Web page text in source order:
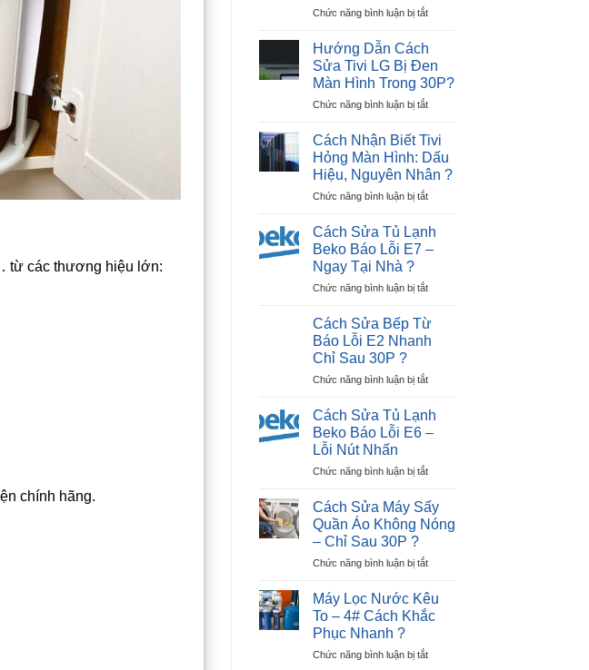
từ các thương hiệu lớn:
chính hãng.
khi
máy
sấy
quần
áo
Chức năng bình luận bị tắtở
Lạnh
Hitachi
Lỗi
Nháy
(Lỗi
Tiếp
Điểm)
Hiệu
?
Hướng Dẫn Cách
Sửa Tivi LG Bị Đen
Màn Hình Trong 30P?
Chức năng bình luận bị tắtở
Dẫn
Cách
Sửa
Tivi
LG
Đen
30P?
Cách Nhận Biết Tivi
Hỏng Màn Hình: Dấu
Hiệu, Nguyên Nhân ?
Chức năng bình luận bị tắtở
Nhận
Màn
Dấu
Nguyên
?
Cách Sửa Tủ Lạnh
Beko Báo Lỗi E7 –
Ngay Tại Nhà ?
Chức năng bình luận bị tắtở
Lạnh
Báo
E7
Nhà
Cách Sửa Bếp Từ
Báo Lỗi E2 Nhanh
Chỉ Sau 30P ?
Chức năng bình luận bị tắtở
Sửa
Lỗi
Nhanh
Chỉ
Sau
?
Cách Sửa Tủ Lạnh
Beko Báo Lỗi E6 –
Lỗi Nút Nhấn
Chức năng bình luận bị tắtở
Sửa
Tủ
Lạnh
Báo
E6
Lỗi
Nhấn
Cách Sửa Máy Sấy
Quần Áo Không Nóng
– Chỉ Sau 30P ?
Chức năng bình luận bị tắtở
Sửa
Sấy
Áo
Máy Lọc Nước Kêu
To – 4# Cách Khắc
Phục Nhanh ?
Chức năng bình luận bị tắtở